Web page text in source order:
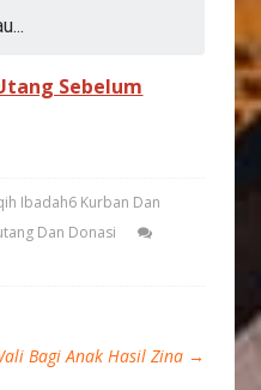
Sebelum
Ibadah6 Kurban Dan
Dan Donasi
Bagi Anak Hasil Zina →